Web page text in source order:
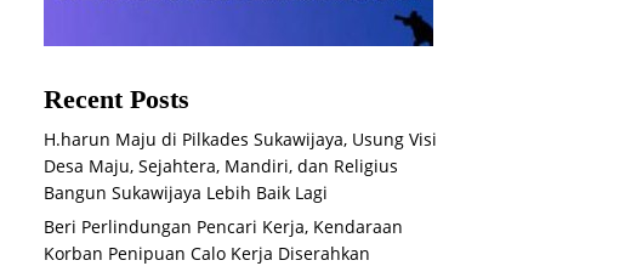
Recent Posts
H.harun Maju di Pilkades Sukawijaya, Usung Visi
Desa Maju, Sejahtera, Mandiri, dan Religius
Bangun Sukawijaya Lebih Baik Lagi
Beri Perlindungan Pencari Kerja, Kendaraan
Korban Penipuan Calo Kerja Diserahkan